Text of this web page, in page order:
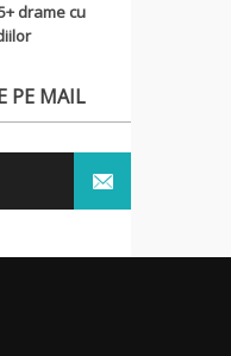
drame cu
PE MAIL